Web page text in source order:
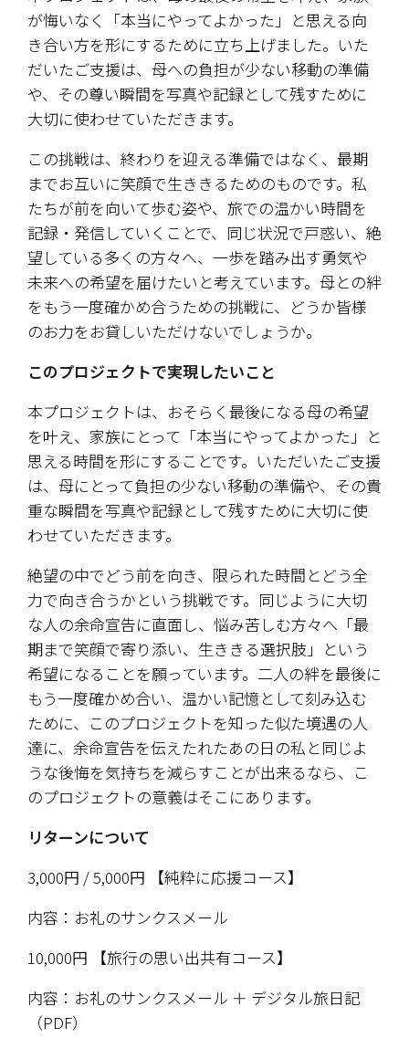
が悔いなく「本当にやってよかった」と思える向
き合い方を形にするために立ち上げました。いた
だいたご支援は、母への負担が少ない移動の準備
や、その尊い瞬間を写真や記録として残すために
大切に使わせていただきます。
​この挑戦は、終わりを迎える準備ではなく、最期
までお互いに笑顔で生ききるためのものです。私
たちが前を向いて歩む姿や、旅での温かい時間を
記録・発信していくことで、同じ状況で戸惑い、絶
望している多くの方々へ、一歩を踏み出す勇気や
未来への希望を届けたいと考えています。母との絆
をもう一度確かめ合うための挑戦に、どうか皆様
のお力をお貸しいただけないでしょうか。
このプロジェクトで実現したいこと
本プロジェクトは、おそらく最後になる母の希望
を叶え、家族にとって「本当にやってよかった」と
思える時間を形にすることです。いただいたご支援
は、母にとって負担の少ない移動の準備や、その貴
重な瞬間を写真や記録として残すために大切に使
わせていただきます。
​絶望の中でどう前を向き、限られた時間とどう全
力で向き合うかという挑戦です。同じように大切
な人の余命宣告に直面し、悩み苦しむ方々へ「最
期まで笑顔で寄り添い、生ききる選択肢」という
希望になることを願っています。二人の絆を最後に
もう一度確かめ合い、温かい記憶として刻み込む
ために、このプロジェクトを知った似た境遇の人
達に、余命宣告を伝えたれたあの日の私と同じよ
うな後悔を気持ちを減らすことが出来るなら、こ
のプロジェクトの意義はそこにあります。
リターンについて
3,000円 / 5,000円 【純粋に応援コース】
​内容：お礼のサンクスメール
​10,000円 【旅行の思い出共有コース】
​内容：お礼のサンクスメール ＋ デジタル旅日記
（PDF）